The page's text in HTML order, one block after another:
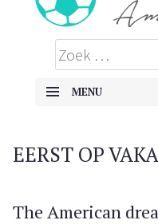
Vertrek naar
ALLES OVER
MENU
EERST OP
The American